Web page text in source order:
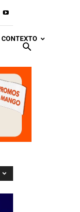
CONTEXTO